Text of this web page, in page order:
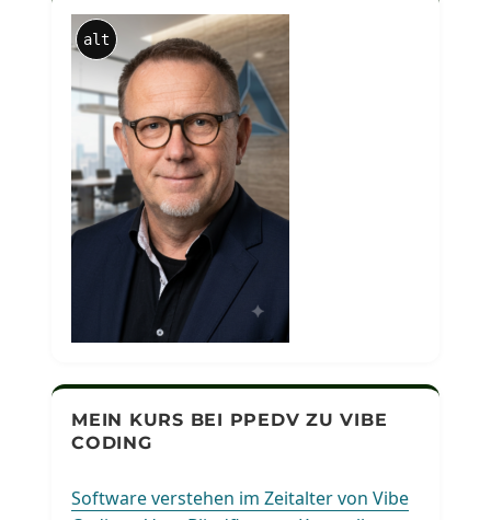
alt
MEIN KURS BEI PPEDV ZU VIBE
CODING
Software verstehen im Zeitalter von Vibe